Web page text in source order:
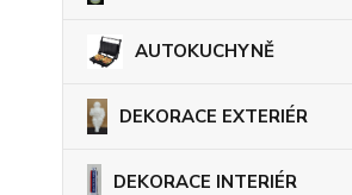
AUTOKUCHYNĚ
DEKORACE EXTERIÉR
DEKORACE INTERIÉR